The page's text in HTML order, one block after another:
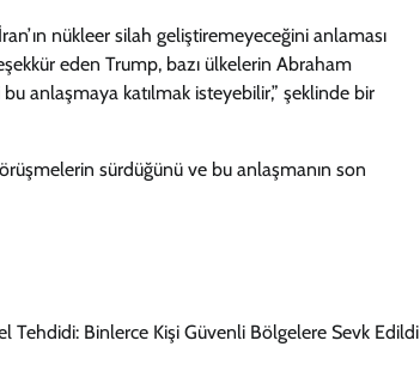
nükleer silah geliştiremeyeceğini anlaması
eden Trump, bazı ülkelerin Abraham
anlaşmaya katılmak isteyebilir,” şeklinde bir
sürdüğünü ve bu anlaşmanın son
Tehdidi: Binlerce Kişi Güvenli Bölgelere Sevk Edildi